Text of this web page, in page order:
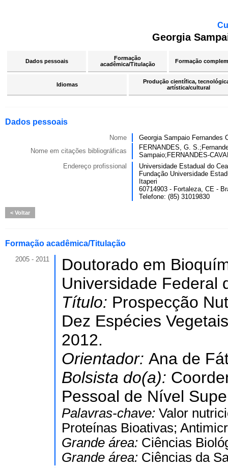
Georgia
Dados pessoais
Formação
acadêmica/Titulação
Formação
Idiomas
Produção científica,
artística/cultural
Dados pessoais
Nome
Georgia Sampaio Fernandes
Nome em citações bibliográficas
FERNANDES, G.
Sampaio;FERNANDES-
Endereço profissional
Universidade Estadual do
Fundação Universidade
Itaperi
60714903 - Fortaleza, CE -
Telefone: (85) 31019830
Voltar
Formação acadêmica/Titulação
2005 - 2011
Doutorado em
Universidade Federal
Título: Prospecção
Dez Espécies
2012.
Orientador: Ana de
Bolsista do(a):
Pessoal de Nível
Palavras-chave: Valor
Proteínas Bioativas;
Grande área: Ciências
Grande área: Ciências da